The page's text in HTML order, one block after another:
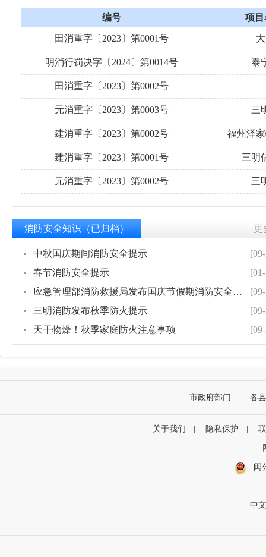
编号 项
田消重字〔2023〕第0001号
明消行罚决字〔2024〕第0014号 泰
田消重字〔2023〕第0002号
元消重字〔2023〕第0003号 三
建消重字〔2023〕第0002号 福州泽
建消重字〔2023〕第0001号 三明
元消重字〔2023〕第0002号 三
更
消防安全知识（已归档）
中秋国庆期间消防安全提示
春节消防安全提示
应急管理部消防救援局发布国庆节假期消防安全提示
三明消防发布秋季防火提示
天干物燥！秋季家庭防火注意事项
市政府部门 各
关于我们 隐私保护
闽
中